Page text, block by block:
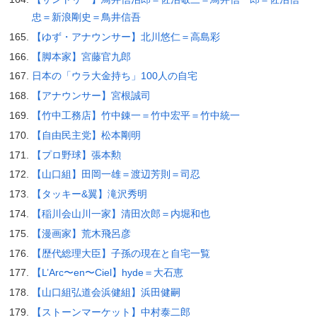
忠＝新浪剛史＝鳥井信吾
【ゆず・アナウンサー】北川悠仁＝高島彩
【脚本家】宮藤官九郎
日本の「ウラ大金持ち」100人の自宅
【アナウンサー】宮根誠司
【竹中工務店】竹中錬一＝竹中宏平＝竹中統一
【自由民主党】松本剛明
【プロ野球】張本勲
【山口組】田岡一雄＝渡辺芳則＝司忍
【タッキー&翼】滝沢秀明
【稲川会山川一家】清田次郎＝内堀和也
【漫画家】荒木飛呂彦
【歴代総理大臣】子孫の現在と自宅一覧
【L’Arc〜en〜Ciel】hyde＝大石恵
【山口組弘道会浜健組】浜田健嗣
【ストーンマーケット】中村泰二郎